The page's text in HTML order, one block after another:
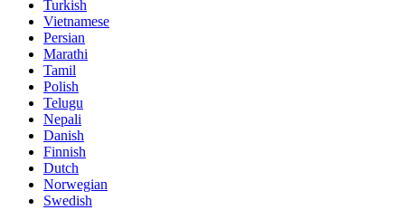
Turkish
Vietnamese
Persian
Marathi
Tamil
Polish
Telugu
Nepali
Danish
Finnish
Dutch
Norwegian
Swedish